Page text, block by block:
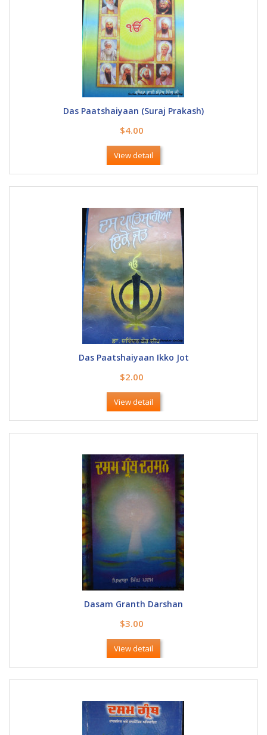
Das Paatshaiyaan (Suraj Prakash)
$4.00
View detail
Das Paatshaiyaan Ikko Jot
$2.00
View detail
Dasam Granth Darshan
$3.00
View detail